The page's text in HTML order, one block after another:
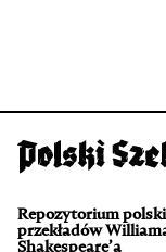
Repozytorium
przekładów
Shakespeare’a